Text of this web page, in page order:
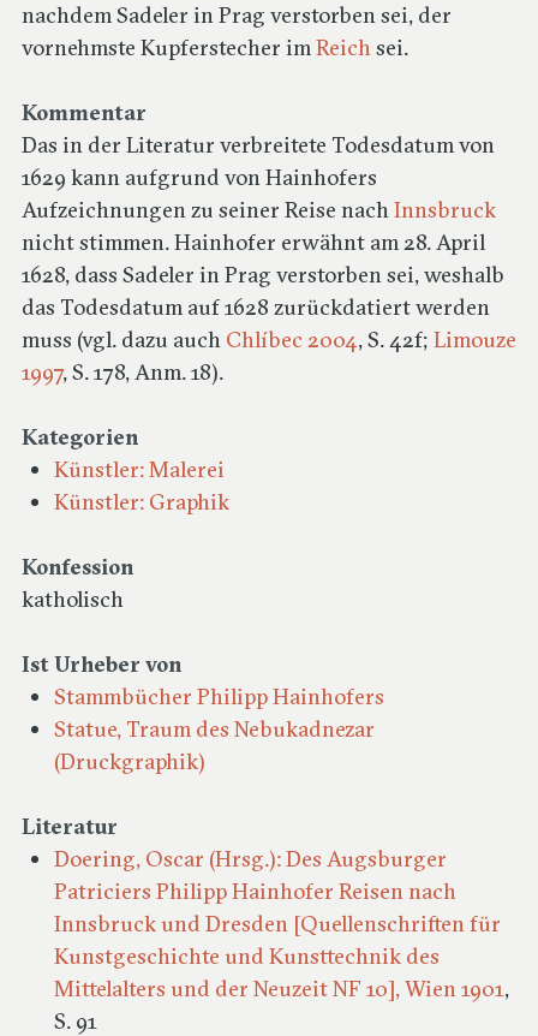
nachdem Sadeler in Prag verstorben sei, der
vornehmste Kupferstecher imReichsei.
Kommentar
Das in der Literatur verbreitete Todesdatum von
1629 kann aufgrund von Hainhofers
Aufzeichnungen zu seiner Reise nachInnsbruck
nicht stimmen. Hainhofer erwähnt am 28. April
1628, dass Sadeler in Prag verstorben sei, weshalb
das Todesdatum auf 1628 zurückdatiert werden
muss (vgl. dazu auch Chlíbec 2004, S. 42f; Limouze
1997, S. 178, Anm. 18).
Kategorien
Künstler: Malerei
Künstler: Graphik
Konfession
katholisch
Ist Urheber von
Stammbücher Philipp Hainhofers
Statue, Traum des Nebukadnezar
(Druckgraphik)
Literatur
Doering, Oscar (Hrsg.): Des Augsburger
Patriciers Philipp Hainhofer Reisen nach
Innsbruck und Dresden [Quellenschriften für
Kunstgeschichte und Kunsttechnik des
Mittelalters und der Neuzeit NF 10], Wien 1901,
S. 91